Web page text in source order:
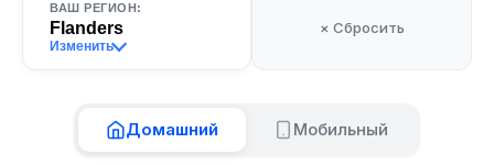
ВАШ РЕГИОН:
Flanders
Изменить
× Сбросить
Домашний Мобильный